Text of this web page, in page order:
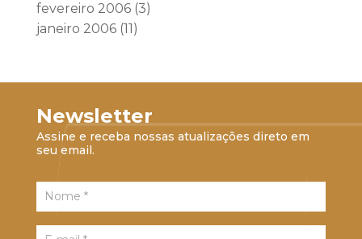
fevereiro 2006(3)
janeiro 2006(11)
Newsletter
Assine e receba nossas atualizações direto em
seu email.